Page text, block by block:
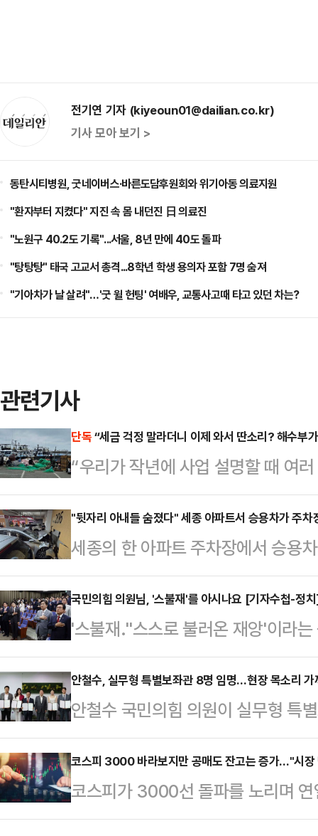
전기연 기자 (kiyeoun01@dailian.co.kr)
기사 모아 보기 >
동탄시티병원, 굿네이버스·바른도담후원회와 위기아동 의료지원
"환자부터 지켰다" 지진 속 몸 내던진 日 의료진
"노원구 40.2도 기록"...서울, 8년 만에 40도 돌파
"탕탕탕" 태국 고교서 총격...8학년 학생 용의자 포함 7명 숨져
"기아차가 날 살려"…'굿 윌 헌팅' 여배우, 교통사고때 타고 있던 차는?
관련기사
단독“세금 걱정 말라더니 이제 와서 딴소리? 해수부
“우리가 작년에 사업 설명할 때 여
였고 앞으로도 그럴 것’이라고 늘
이거 뭔가? 이제야 세금을 내라니
면 결과적으로 해수부가 우릴 속인
민들이 예상 못 한 과세에 적게는
내야 할 상황에 놓이자 해양수산부
명회 때 과세 사실을 제대로 알려주
난해 어선 …
"뒷자리 아내들 숨졌다" 세종 아파트서 승용차가 주차
세종의 한 아파트 주차장에서 승용
부상을 입었다.세종소방본부에 따
동 한 아파트 지하 주차장에서 차량
는 부부 2쌍이 탑승해 있었다.아파
대는 차량 앞좌석에서 중상을 입은
의 70대·60대 여성 2명을 발견하
앉아 있던 여성 2명은 결국 숨졌다.
하고 있다…
국민의힘 의원님, '스불재'를 아시나요 [기자수첩-정
'스불재.''스스로 불러온 재앙'이라
도, 외부 요인으로 닥친 재난도 아
에 따른 행동이 결국 자신에게 되돌
모든 상황을 설명하곤 한다. 그리고
들어맞는 단어는 없을 것이다.불과
고 있던 위태위태한 야당 지도자 이
치, 나아가 역대 최대 득표 수의 대
어 …
안철수, 실무형 특별보좌관 8명 임명…현장 목소리 가
안철수 국민의힘 의원이 실무형 특
원은 19일 서울 여의도 국회의원회
보단 구성을 보면 정무특보에는 송
변호사가 각각 임명됐다.조직특보
영 전 국민의당 청년국장, 이한국
코스피 3000 바라보지만 공매도 잔고는 증가…"시장
코스피가 3000선 돌파를 노리며
하락 전환에 베팅하고 있는 외국인